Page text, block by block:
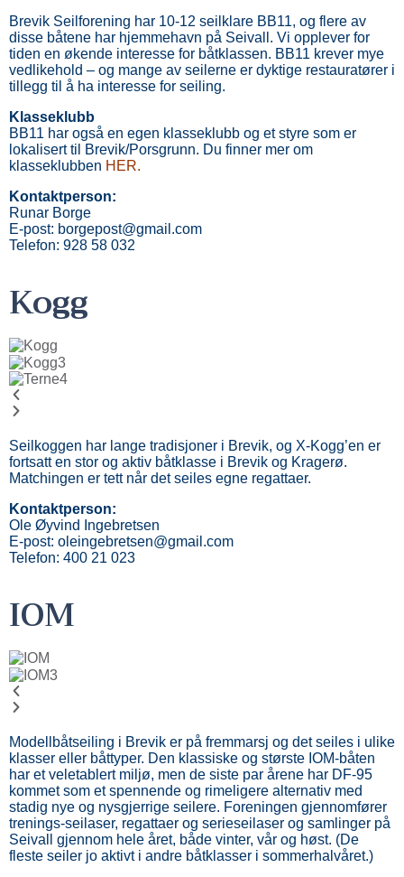
Brevik Seilforening har 10-12 seilklare BB11, og flere av
disse båtene har hjemmehavn på Seivall. Vi opplever for
tiden en økende interesse for båtklassen. BB11 krever mye
vedlikehold – og mange av seilerne er dyktige restauratører i
tillegg til å ha interesse for seiling.
Klasseklubb
BB11 har også en egen klasseklubb og et styre som er
lokalisert til Brevik/Porsgrunn. Du finner mer om
klasseklubben HER.
Kontaktperson:
Runar Borge
E-post: borgepost@gmail.com
Telefon: 928 58 032
Kogg
Seilkoggen har lange tradisjoner i Brevik, og X-Kogg’en er
fortsatt en stor og aktiv båtklasse i Brevik og Kragerø.
Matchingen er tett når det seiles egne regattaer.
Kontaktperson:
Ole Øyvind Ingebretsen
E-post: oleingebretsen@gmail.com
Telefon: 400 21 023
IOM
Modellbåtseiling i Brevik er på fremmarsj og det seiles i ulike
klasser eller båttyper. Den klassiske og største IOM-båten
har et veletablert miljø, men de siste par årene har DF-95
kommet som et spennende og rimeligere alternativ med
stadig nye og nysgjerrige seilere. Foreningen gjennomfører
trenings-seilaser, regattaer og serieseilaser og samlinger på
Seivall gjennom hele året, både vinter, vår og høst. (De
fleste seiler jo aktivt i andre båtklasser i sommerhalvåret.)